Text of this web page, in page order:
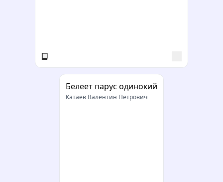
Белеет парус одинокий
Катаев Валентин Петрович